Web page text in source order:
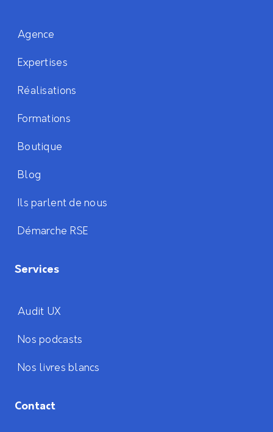
Agence
Expertises
Réalisations
Formations
Boutique
Blog
Ils parlent de nous
Démarche RSE
Services
Audit UX
Nos podcasts
Nos livres blancs
Contact